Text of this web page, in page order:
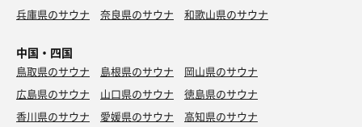
兵庫県のサウナ
奈良県のサウナ 和歌山県のサウナ
中国・四国
鳥取県のサウナ 島根県のサウナ
岡山県のサウナ
広島県のサウナ
山口県のサウナ
徳島県のサウナ
香川県のサウナ
愛媛県のサウナ 高知県のサウナ